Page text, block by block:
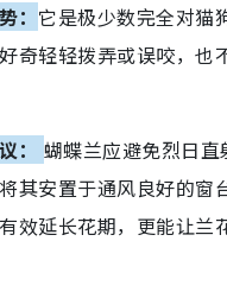
： 它是极少数完全对猫
奇轻轻拨弄或误咬，也
：
蝴蝶兰应避免烈日
其安置于通风良好的窗
效延长花期，更能让兰